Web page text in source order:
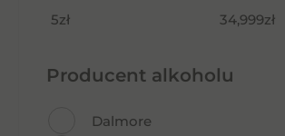
5zł 34,999zł
Producent alkoholu
Dalmore